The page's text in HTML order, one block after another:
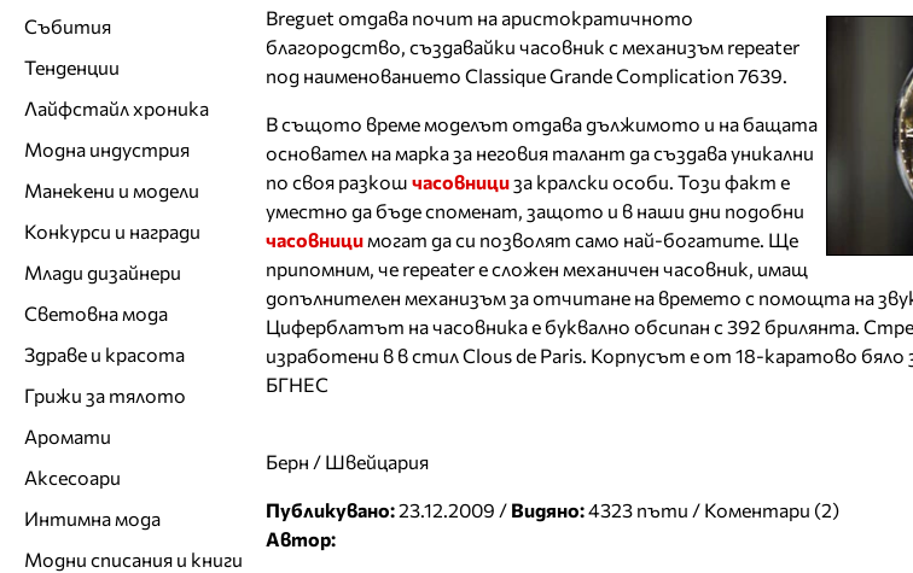
Breguet отдава почит на аристократичното
благородство, създавайки часовник с механизъм repeater
под наименованието Classique Grande Complication 7639.
В същото време моделът отдава дължимото и на бащата
основател на марка за неговия талант да създава уникални
по своя разкош часовнициза кралски особи. Този факт е
уместно да бъде споменат, защото и в наши дни подобни
часовници могат да си позволят само най-богатите. Ще
припомним, че repeater е сложен механичен часовник, имащ
допълнителен механизъм за отчитане на времето с помощта на
Циферблатът на часовника е буквално обсипан с 392 брилянта.
изработени в в стил Clous de Paris. Корпусът е от 18-каратово бяло
БГНЕС
Берн / Швейцария
Публикувано:23.12.2009 / Видяно:4323 пъти / Коментари (2)
Автор:
Събития
Тенденции
Лайфстайл хроника
Модна индустрия
Манекени и модели
Конкурси и награди
Млади дизайнери
Световна мода
Здраве и красота
Грижи за тялото
Аромати
Аксесоари
Интимна мода
Модни списания и книги